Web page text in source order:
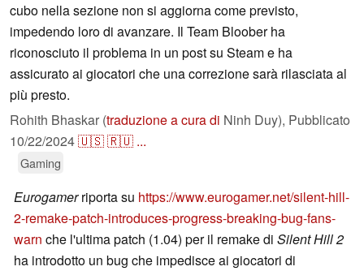
cubo nella sezione non si aggiorna come previsto,
impedendo loro di avanzare. Il Team Bloober ha
riconosciuto il problema in un post su Steam e ha
assicurato ai giocatori che una correzione sarà rilasciata al
più presto.
Rohith Bhaskar (traduzione a cura di Ninh Duy), Pubblicato
10/22/2024🇺🇸🇷🇺 ...
Gaming
Eurogamerriporta su https://www.eurogamer.net/silent-hill-
2-remake-patch-introduces-progress-breaking-bug-fans-
warn che l'ultima patch (1.04) per il remake di Silent Hill 2
ha introdotto un bug che impedisce ai giocatori di